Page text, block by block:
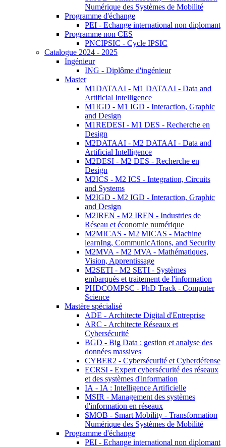
Numérique des Systèmes de Mobilité
Programme d'échange
PEI - Echange international non diplomant
Programme non CES
PNCIPSIC - Cycle IPSIC
Catalogue 2024 - 2025
Ingénieur
ING - Diplôme d'ingénieur
Master
M1DATAAI - M1 DATAAI - Data and
Artificial Intelligence
M1IGD - M1 IGD - Interaction, Graphic
and Design
M1REDESI - M1 DES - Recherche en
Design
M2DATAAI - M2 DATAAI - Data and
Artificial Intelligence
M2DESI - M2 DES - Recherche en
Design
M2ICS - M2 ICS - Integration, Circuits
and Systems
M2IGD - M2 IGD - Interaction, Graphic
and Design
M2IREN - M2 IREN - Industries de
Réseau et économie numérique
M2MICAS - M2 MICAS - Machine
learnIng, CommunicAtions, and Security
M2MVA - M2 MVA - Mathématiques,
Vision, Apprentissage
M2SETI - M2 SETI - Systèmes
embarqués et traitement de l'information
PHDCOMPSC - PhD Track - Computer
Science
Mastère spécialisé
ADE - Architecte Digital d'Entreprise
ARC - Architecte Réseaux et
Cybersécurité
BGD - Big Data : gestion et analyse des
données massives
CYBER2 - Cybersécurité et Cyberdéfense
ECRSI - Expert cybersécurité des réseaux
et des systèmes d'information
IA - IA : Intelligence Artificielle
MSIR - Management des systèmes
d'information en réseaux
SMOB - Smart Mobility - Transformation
Numérique des Systèmes de Mobilité
Programme d'échange
PEI - Echange international non diplomant